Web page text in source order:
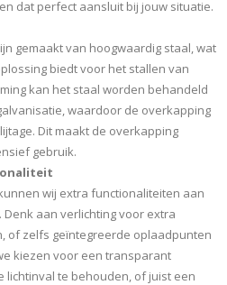
dat perfect aansluit bij jouw situatie.
gemaakt van hoogwaardig staal, wat
biedt voor het stallen van
kan het staal worden behandeld
waardoor de overkapping
Dit maakt de overkapping
gebruik.
wij extra functionaliteiten aan
aan verlichting voor extra
of zelfs geïntegreerde oplaadpunten
kiezen voor een transparant
lichtinval te behouden, of juist een